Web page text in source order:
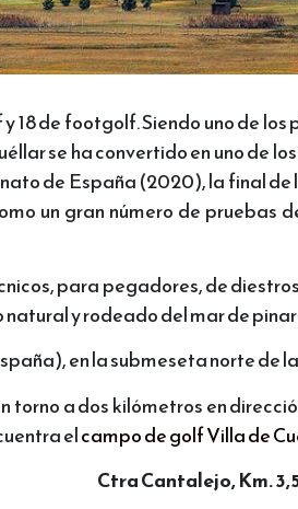
18 de footgolf. Siendo uno de
se ha convertido en uno de
de España (2020), la final
un gran número de pruebas
para pegadores, de
natural y rodeado del mar de
en la submeseta norte de
torno a dos kilómetros en
elcampo de golf Villa de
Ctra Cantalejo, Km.